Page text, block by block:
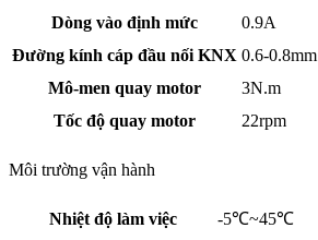
Dòng vào định mức
0.9A
Đường kính cáp đầu nối KNX 0.6-0.8mm
Mô-men quay motor
3N.m
Tốc độ quay motor
22rpm
Môi trường vận hành
Nhiệt độ làm việc
-5℃~45℃